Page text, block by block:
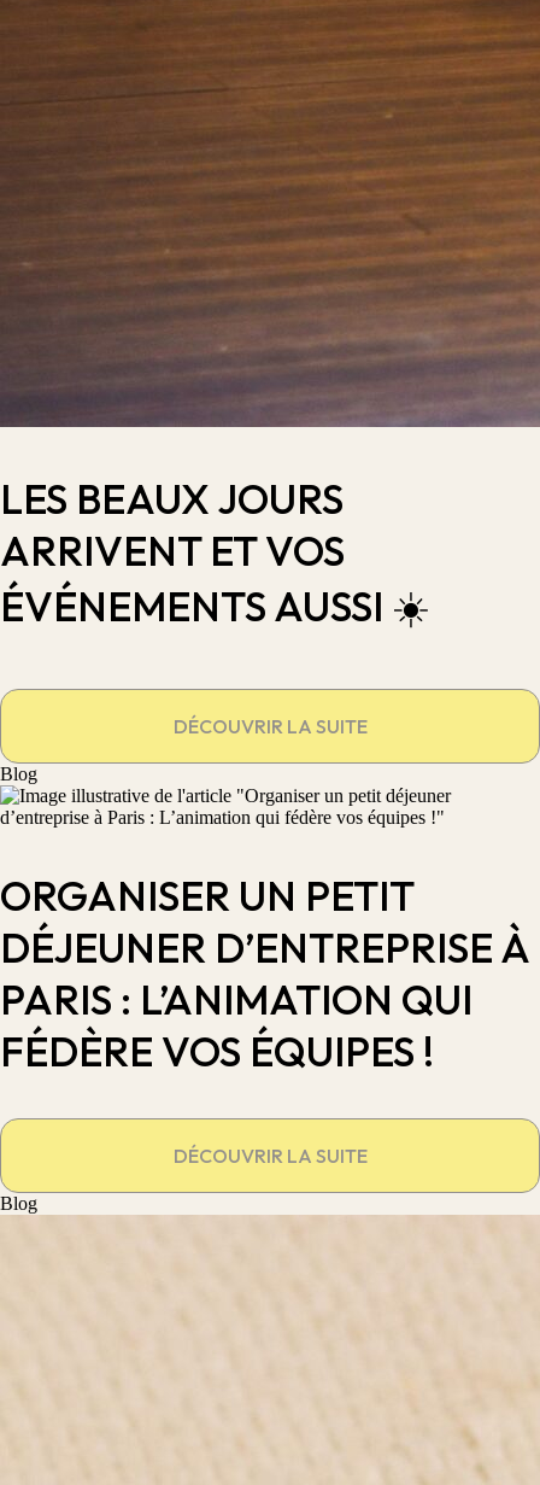
LES BEAUX JOURS
ARRIVENT ET VOS
ÉVÉNEMENTS AUSSI ☀️
DÉCOUVRIR LA SUITE
Blog
ORGANISER UN PETIT
DÉJEUNER D’ENTREPRISE À
PARIS : L’ANIMATION QUI
FÉDÈRE VOS ÉQUIPES !
DÉCOUVRIR LA SUITE
Blog